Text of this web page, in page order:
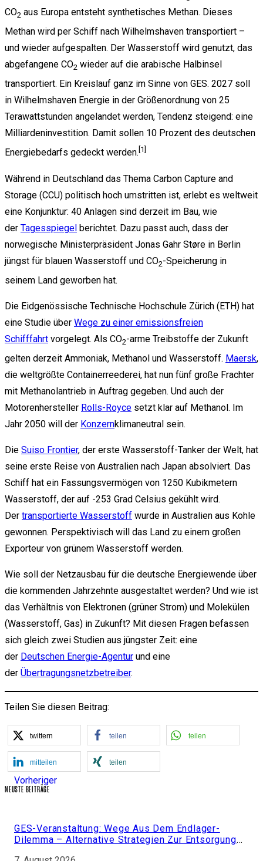
CO2 aus Europa entsteht synthetisches Methan. Dieses
Methan wird per Schiff nach Wilhelmshaven transportiert –
und wieder aufgespalten. Der Wasserstoff wird genutzt, das
abgefangene CO2 wieder auf die arabische Halbinsel
transportiert. Ein Kreislauf ganz im Sinne von GES. 2027 soll
in Wilhelmshaven Energie in der Größenordnung von 25
Terawattstunden angelandet werden, Tendenz steigend: eine
Milliardeninvestition. Damit sollen 10 Prozent des deutschen
Energiebedarfs gedeckt werden. [1]
Während in Deutschland das Thema Carbon Capture and
Storage (CCU) politisch hoch umstritten ist, erlebt es weltweit
eine Konjunktur: 40 Anlagen sind derzeit im Bau, wie
der Tagesspiegel berichtet. Dazu passt auch, dass der
norwegische Ministerpräsident Jonas Gahr Støre in Berlin
jüngst für blauen Wasserstoff und CO2-Speicherung in
seinem Land geworben hat.
Die Eidgenössische Technische Hochschule Zürich (ETH) hat
eine Studie über Wege zu einer emissionsfreien
Schifffahrt vorgelegt. Als CO2-arme Treibstoffe der Zukunft
gelten derzeit Ammoniak, Methanol und Wasserstoff. Maersk,
die weltgrößte Containerreederei, hat nun fünf große Frachter
mit Methanolantrieb in Auftrag gegeben. Und auch der
Motorenhersteller Rolls-Royce setzt klar auf Methanol. Im
Jahr 2050 will der Konzernklimaneutral sein.
Die Suiso Frontier, der erste Wasserstoff-Tanker der Welt, hat
seine erste Reise von Australien nach Japan absolviert. Das
Schiff hat ein Fassungsvermögen von 1250 Kubikmetern
Wasserstoff, der auf -253 Grad Celsius gekühlt wird.
Der transportierte Wasserstoff wurde in Australien aus Kohle
gewonnen. Perspektivisch will das Land zu einem großen
Exporteur von grünem Wasserstoff werden.
Wie soll der Netzausbau für die deutsche Energiewende über
die kommenden Jahrzehnte ausgestaltet werden? Und wie ist
das Verhältnis von Elektronen (grüner Strom) und Molekülen
(Wasserstoff, Gas) in Zukunft? Mit diesen Fragen befassen
sich gleich zwei Studien aus jüngster Zeit: eine
der Deutschen Energie-Agentur und eine
der Übertragungsnetzbetreiber.
Teilen Sie diesen Beitrag:
twittern teilen teilen
mitteilen teilen
Vorheriger
NEUSTE BEITRÄGE
GES-Veranstaltung: Wege Aus Dem Endlager-
Dilemma – Alternative Strategien Zur Entsorgung